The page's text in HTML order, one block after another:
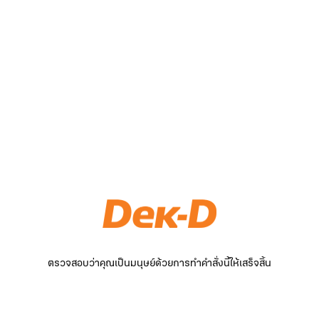
ตรวจสอบว่าคุณเป็นมนุษย์ด้วยการทำคำสั่งนี้ให้เสร็จสิ้น